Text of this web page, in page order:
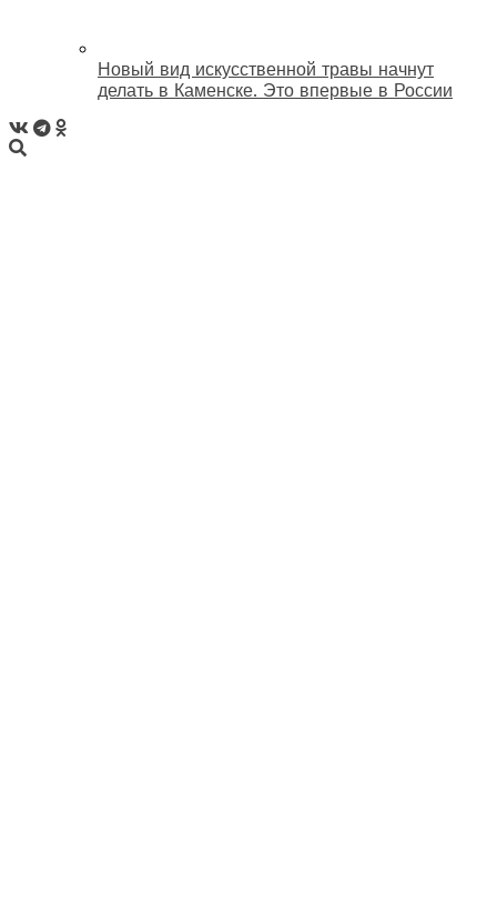
Новый вид искусственной травы начнут
делать в Каменске. Это впервые в России